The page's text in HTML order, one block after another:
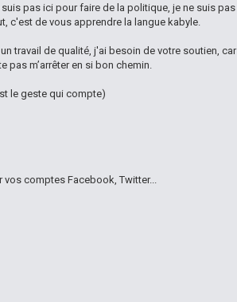
pas ici pour faire de la politique, je ne suis pas
c'est de vous apprendre la langue kabyle.
travail de qualité, j'ai besoin de votre soutien, car
pas m’arrêter en si bon chemin.
le geste qui compte)
vos comptes Facebook, Twitter...